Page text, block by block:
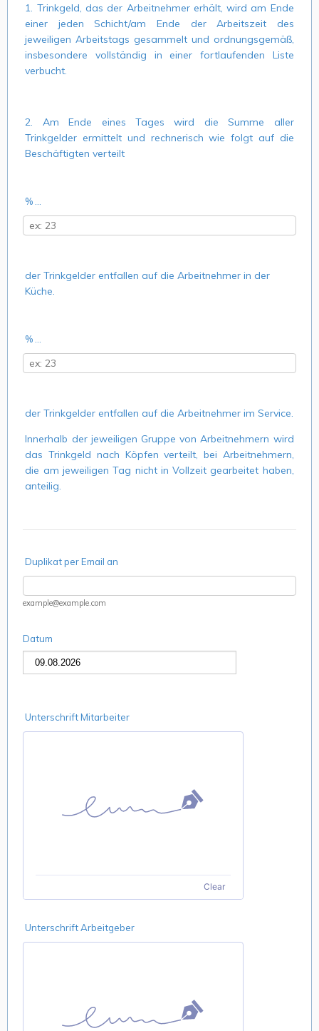
1. Trinkgeld, das der Arbeitnehmer erhält, wird am Ende
einer jeden Schicht/am Ende der Arbeitszeit des
jeweiligen Arbeitstags gesammelt und ordnungsgemäß,
insbesondere vollständig in einer fortlaufenden Liste
verbucht.
2. Am Ende eines Tages wird die Summe aller
Trinkgelder ermittelt und rechnerisch wie folgt auf die
Beschäftigten verteilt
% ...
der Trinkgelder entfallen auf die Arbeitnehmer in der
Küche.
% ...
der Trinkgelder entfallen auf die Arbeitnehmer im Service.
Innerhalb der jeweiligen Gruppe von Arbeitnehmern wird
das Trinkgeld nach Köpfen verteilt, bei Arbeitnehmern,
die am jeweiligen Tag nicht in Vollzeit gearbeitet haben,
anteilig.
Duplikat per Email an
example@example.com
Datum
Unterschrift Mitarbeiter
Clear
Unterschrift Arbeitgeber